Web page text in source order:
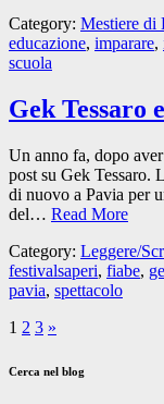
Category: Mestiere di
educazione, imparare,
scuola
Gek Tessaro
Un anno fa, dopo
post su Gek Tessaro.
di nuovo a Pavia per
del… Read More
Category: Leggere/
festivalsaperi, fiabe,
pavia, spettacolo
1 2 3 »
Cerca nel blog